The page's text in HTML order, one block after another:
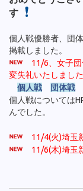
す
個人戦優勝者、団
掲載しました。
11/6、女子
変失礼いたしました
個人戦
団体戦
個人戦については
んでした。
11/4(火)埼玉
11/6(木)埼玉